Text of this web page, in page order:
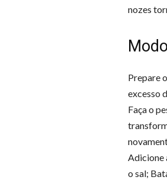
nozes
Prepare
excesso
Faça o
Adicione
o sal;